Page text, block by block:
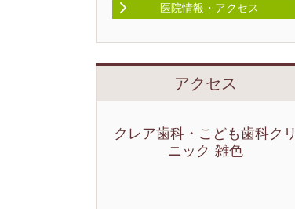
医院情報・アクセス
アクセス
クレア歯科・こども歯科クリ
ニック 雑色